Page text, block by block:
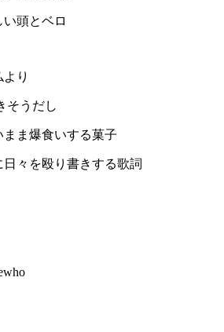
頭とベロ
り
そうだし
ま爆食いする菓子
々を殴り書きする歌詞